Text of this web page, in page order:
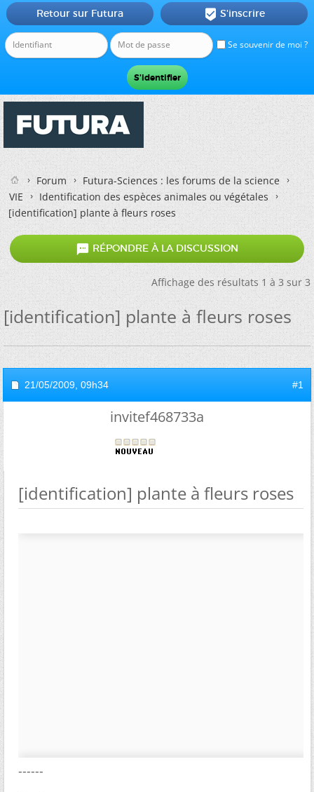
Se souvenir de moi ?
Retour sur Futura  S'inscrire
Forum
Futura-Sciences : les forums de la science
VIE
Identification des espèces animales ou végétales
[identification] plante à fleurs roses
 RÉPONDRE À LA DISCUSSION
Affichage des résultats 1 à 3 sur 3
[identification] plante à fleurs roses
21/05/2009, 09h34 #1
invitef468733a
[identification] plante à fleurs roses
------